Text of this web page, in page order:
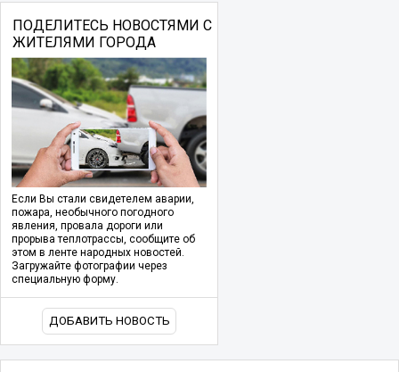
ПОДЕЛИТЕСЬ НОВОСТЯМИ С
ЖИТЕЛЯМИ ГОРОДА
Если Вы стали свидетелем аварии,
пожара, необычного погодного
явления, провала дороги или
прорыва теплотрассы, сообщите об
этом в ленте народных новостей.
Загружайте фотографии через
специальную форму.
ДОБАВИТЬ НОВОСТЬ